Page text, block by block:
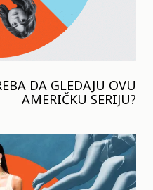
DA GLEDAJU OVU
AMERIČKU SERIJU?